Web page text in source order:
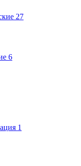
27
6
1